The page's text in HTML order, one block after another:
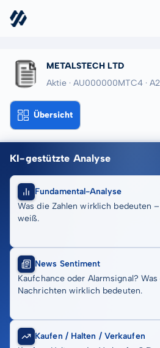
METALSTECH LTD
Aktie · AU000000MTC4 ·
Übersicht
KI-gestützte Analyse
Fundamental-Analyse
Was die Zahlen wirklich bedeuten
weiß.
News Sentiment
Kaufchance oder Alarmsignal?
Nachrichten wirklich bedeuten.
Kaufen / Halten / Verkaufen